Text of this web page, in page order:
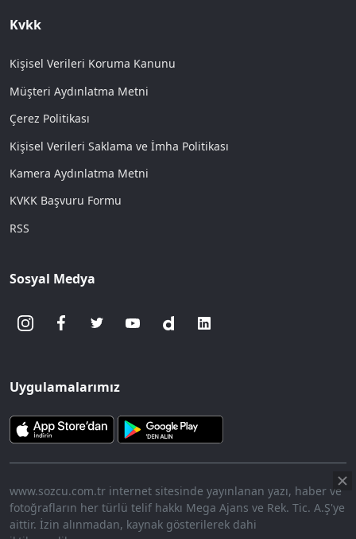
Kvkk
Kişisel Verileri Koruma Kanunu
Müşteri Aydınlatma Metni
Çerez Politikası
Kişisel Verileri Saklama ve İmha Politikası
Kamera Aydınlatma Metni
KVKK Başvuru Formu
RSS
Sosyal Medya
Uygulamalarımız
www.sozcu.com.tr internet sitesinde yayınlanan yazı, haber ve
fotoğrafların her türlü telif hakkı Mega Ajans ve Rek. Tic. A.Ş'ye
aittir. İzin alınmadan, kaynak gösterilerek dahi